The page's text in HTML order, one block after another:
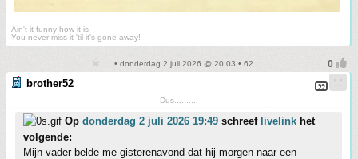
Ain't it funny how it is
You never miss it 'til it's gone away!
• donderdag 2 juli 2026 @ 20:03 • 62
brother52
Dus..........
Op donderdag 2 juli 2026 19:49 schreef livelink het
volgende:
Mijn vader belde me gisterenavond dat hij morgen naar een